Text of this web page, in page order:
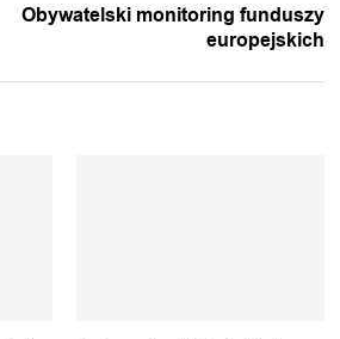
Obywatelski monitoring funduszy
europejskich